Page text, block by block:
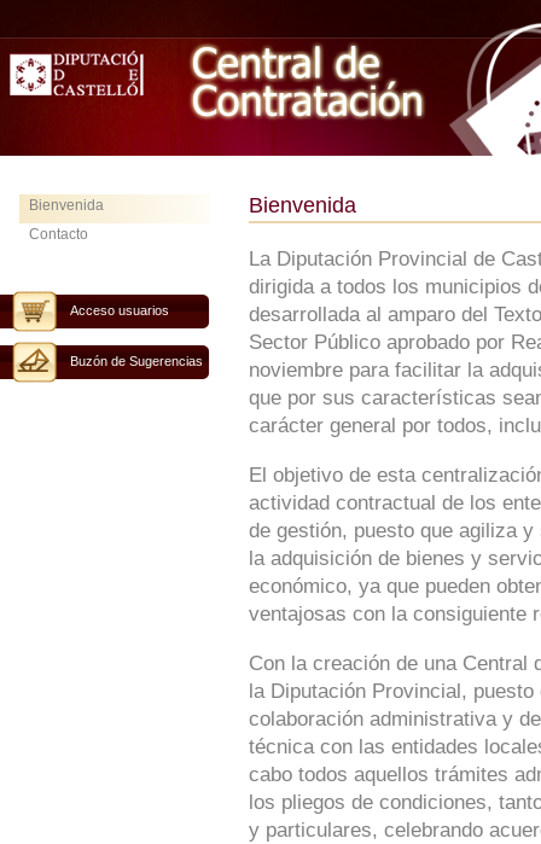
Bienvenida
Contacto
Acceso usuarios
Buzón de Sugerencias
Bienvenida
La Diputación Provincial de
dirigida a todos los municipios
desarrollada al amparo del
Sector Público aprobado por
noviembre para facilitar la
que por sus características
carácter general por todos,
El objetivo de esta
actividad contractual de los
de gestión, puesto que agiliza
la adquisición de bienes y
económico, ya que pueden
ventajosas con la consiguiente
Con la creación de una Central
la Diputación Provincial,
colaboración administrativa y
técnica con las entidades
cabo todos aquellos trámites
los pliegos de condiciones,
y particulares, celebrando